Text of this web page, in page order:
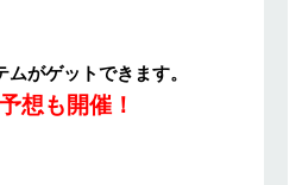
がゲットできます。
想も開催！